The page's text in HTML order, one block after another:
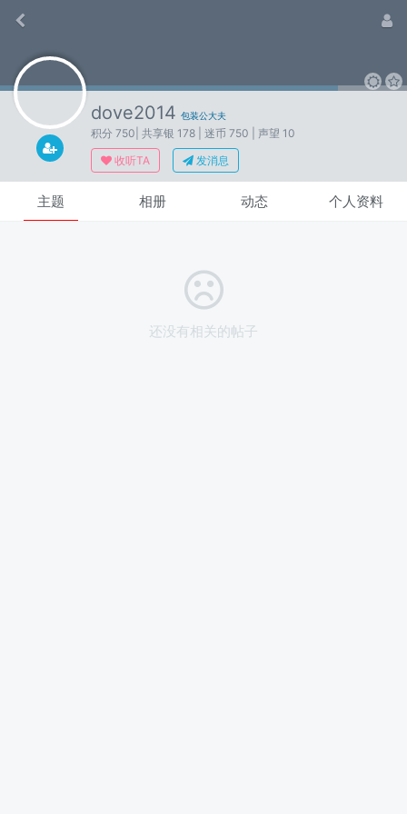
dove2014 包装公大夫
积分 750 | 共享银 178 | 迷币 750
| 声望 10
收听TA
发消息
主题 相册 动态 个人资料
还没有相关的帖子